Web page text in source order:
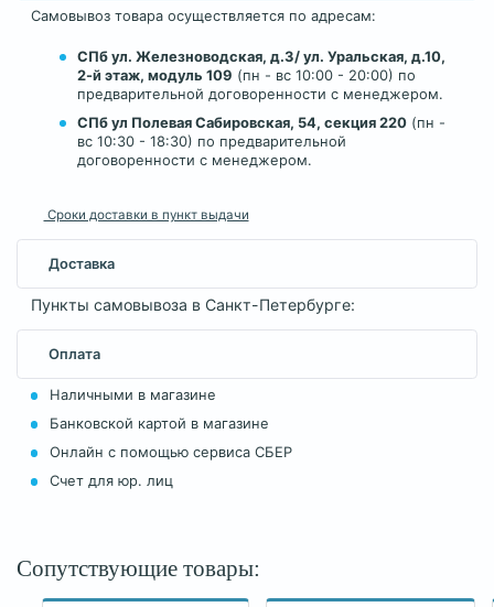
Самовывоз товара осуществляется по адресам:
СПб ул. Железноводская, д.3/ ул. Уральская, д.10,
2-й этаж, модуль 109 (пн - вс 10:00 - 20:00) по
предварительной договоренности с менеджером.
СПб ул Полевая Сабировская, 54, секция 220 (пн -
вс 10:30 - 18:30) по предварительной
договоренности с менеджером.
Сроки доставки в пункт выдачи
Доставка
Пункты самовывоза в Санкт-Петербурге:
Оплата
Наличными в магазине
Банковской картой в магазине
Онлайн с помощью сервиса СБЕР
Счет для юр. лиц
Сопутствующие товары: